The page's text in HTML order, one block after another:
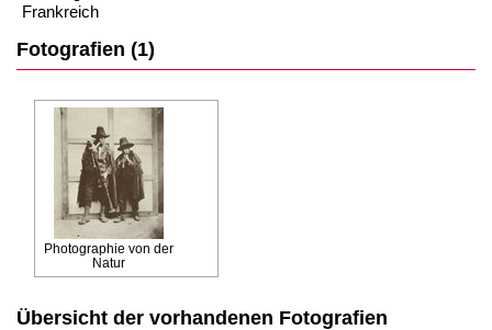
Frankreich
Fotografien (1)
Photographie von der
Natur
Übersicht der vorhandenen Fotografien